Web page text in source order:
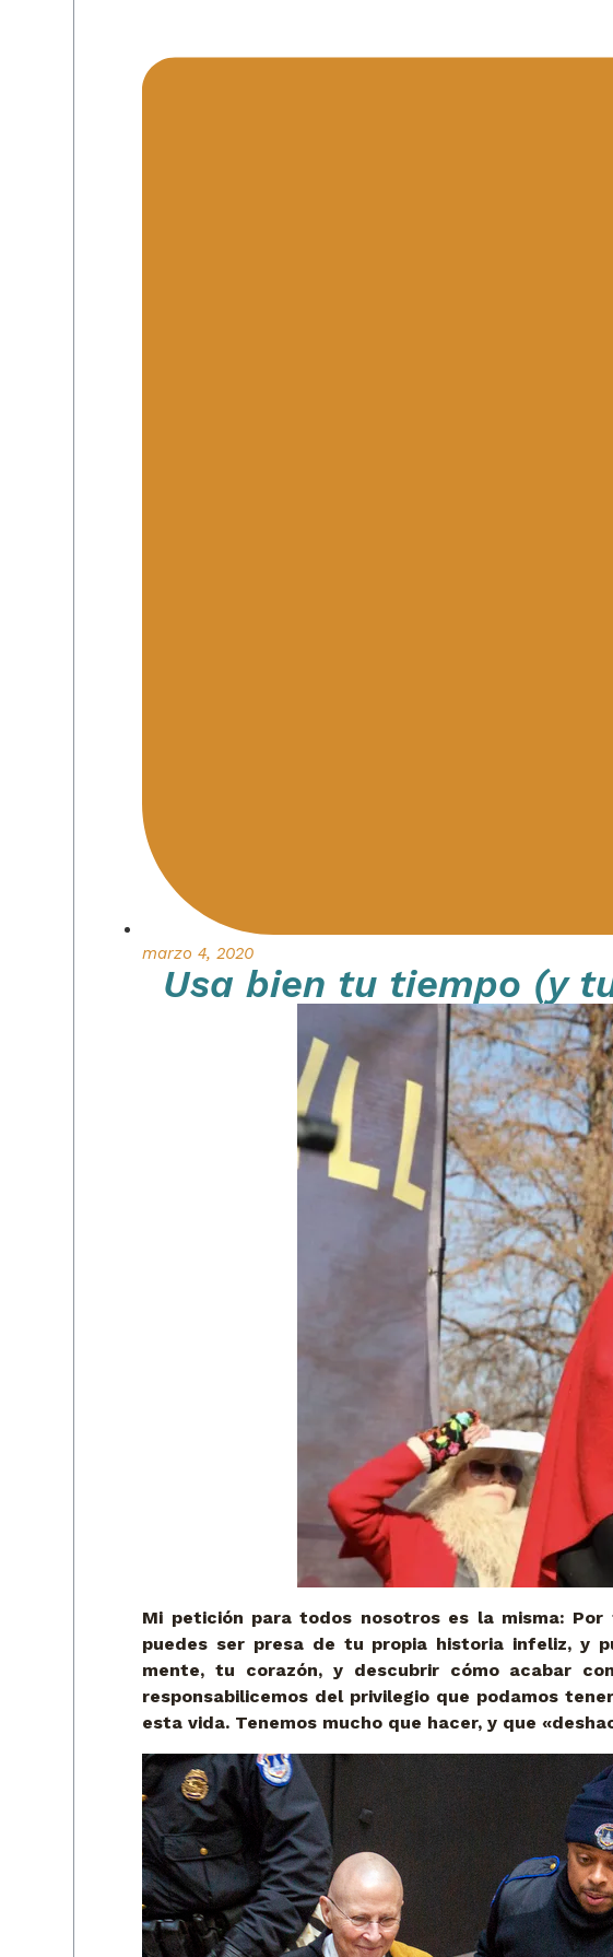
marzo 4, 2020
Usa bien tu tiempo (y
Mi petición para todos nosotros es la misma:
puedes ser presa de tu propia historia infeliz, y
mente, tu corazón, y descubrir cómo acabar
responsabilicemos del privilegio que podamos
esta vida. Tenemos mucho que hacer, y que